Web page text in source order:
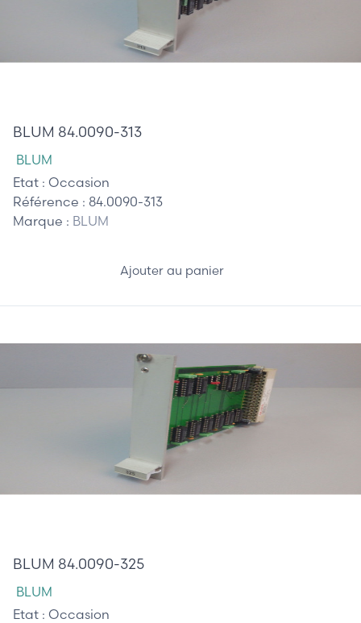
BLUM 84.0090-313
BLUM
Etat : Occasion
Référence : 84.0090-313
Marque : BLUM
Ajouter au panier
BLUM 84.0090-325
BLUM
Etat : Occasion